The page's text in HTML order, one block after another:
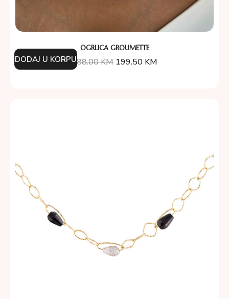
OGRLICA GROUMETTE
388.00KM 199.50 KM
DODAJ U KORPU